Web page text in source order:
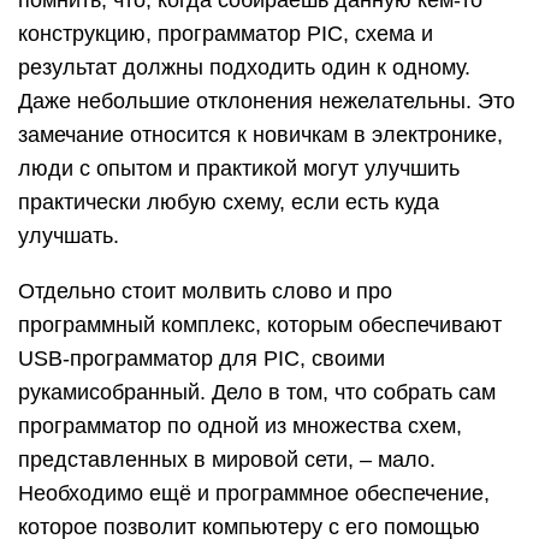
конструкцию, программатор PIC, схема и
результат должны подходить один к одному.
Даже небольшие отклонения нежелательны. Это
замечание относится к новичкам в электронике,
люди с опытом и практикой могут улучшить
практически любую схему, если есть куда
улучшать.
Отдельно стоит молвить слово и про
программный комплекс, которым обеспечивают
USB-программатор для PIC, своими
рукамисобранный. Дело в том, что собрать сам
программатор по одной из множества схем,
представленных в мировой сети, – мало.
Необходимо ещё и программное обеспечение,
которое позволит компьютеру с его помощью